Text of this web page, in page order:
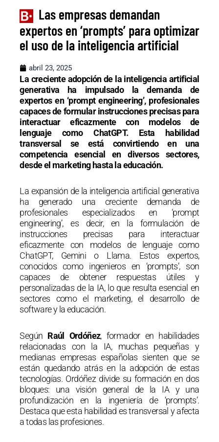
Las empresas demandan
expertos en ‘prompts’ para optimizar
el uso de la inteligencia artificial
abril 23, 2025
La creciente adopción de la inteligencia artificial
generativa ha impulsado la demanda de
expertos en ‘prompt engineering’, profesionales
capaces de formular instrucciones precisas para
interactuar eficazmente con modelos de
lenguaje como ChatGPT. Esta habilidad
transversal se está convirtiendo en una
competencia esencial en diversos sectores,
desde el marketing hasta la educación.
La expansión de la inteligencia artificial generativa
ha generado una creciente demanda de
profesionales especializados en ‘prompt
engineering’, es decir, en la formulación de
instrucciones precisas para interactuar
eficazmente con modelos de lenguaje como
ChatGPT, Gemini o Llama. Estos expertos,
conocidos como ingenieros en ‘prompts’, son
capaces de obtener respuestas útiles y
personalizadas de la IA, lo que resulta esencial en
sectores como el marketing, el desarrollo de
software y la educación.
Según Raúl Ordóñez, formador en habilidades
relacionadas con la IA, muchas pequeñas y
medianas empresas españolas sienten que se
están quedando atrás en la adopción de estas
tecnologías. Ordóñez divide su formación en dos
bloques: una visión general de la IA y una
profundización en la ingeniería de ‘prompts’.
Destaca que esta habilidad es transversal y afecta
a todas las profesiones.